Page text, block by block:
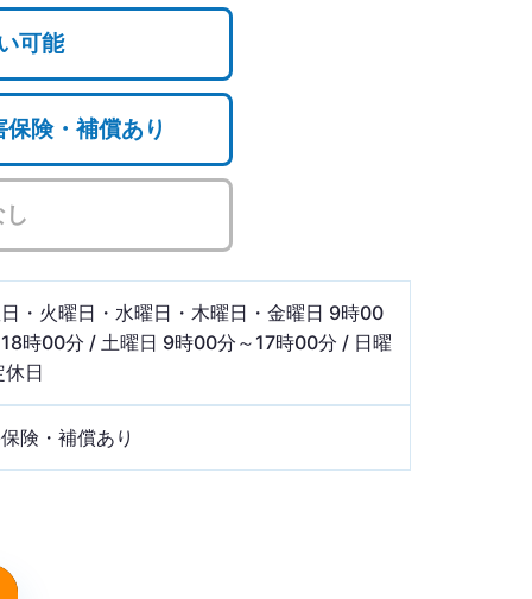
可能
険・補償あり
・火曜日・水曜日・木曜日・金曜日 9時00
時00分 / 土曜日 9時00分～17時00分 / 日曜
休日
険・補償あり